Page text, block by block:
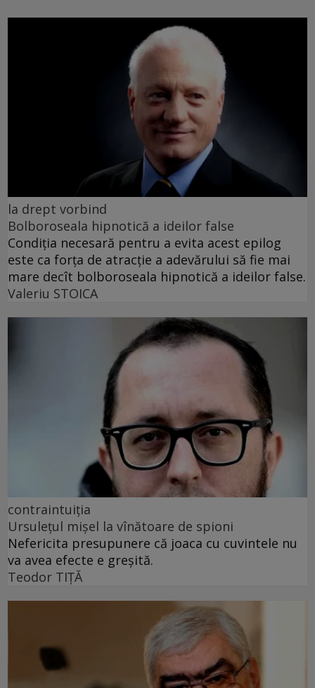
la drept vorbind
Bolboroseala hipnotică a ideilor false
Condiția necesară pentru a evita acest epilog
este ca forța de atracție a adevărului să fie mai
mare decît bolboroseala hipnotică a ideilor false.
Valeriu STOICA
contraintuiția
Ursulețul mișel la vînătoare de spioni
Nefericita presupunere că joaca cu cuvintele nu
va avea efecte e greșită.
Teodor TIŢĂ